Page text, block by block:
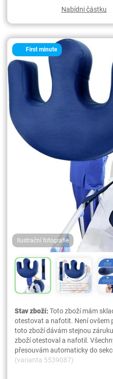
Nabídni částku
First minute
Ilustrační fotografie
Stav zboží:Toto zboží mám
otestovat a nafotit. Není ovšem
toto zboží dávám stejnou
zboží otestoval a nafotil.
přesouvám automaticky do
(varianta 5539087)